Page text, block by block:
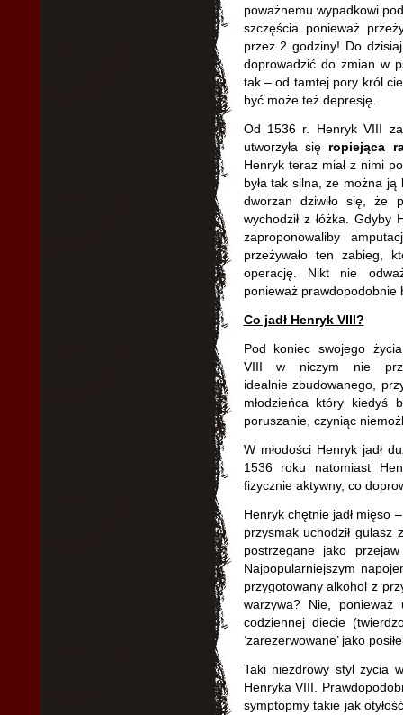
poważnemu wypadkowi
szczęścia ponieważ
przez 2 godziny! Do
doprowadzić do zmian w
tak – od tamtej pory król
być może też depresję.
Od 1536 r. Henryk VIII
utworzyła się ropiejąca
Henryk teraz miał z nimi
była tak silna, ze można ją
dworzan dziwiło się, że
wychodził z łóżka. Gdyby
zaproponowaliby
przeżywało ten zabieg,
operację. Nikt nie
ponieważ prawdopodobnie
Co jadł Henryk VIII?
Pod koniec swojego
VIII w niczym nie
idealnie zbudowanego,
młodzieńca który kiedyś
poruszanie, czyniąc
W młodości Henryk jadł
1536 roku natomiast
fizycznie aktywny, co
Henryk chętnie jadł mięso
przysmak uchodził gulasz
postrzegane jako
Najpopularniejszym
przygotowany alkohol z
warzywa? Nie,
codziennej diecie
‘zarezerwowane’ jako
Taki niezdrowy styl życia
Henryka VIII.
symptopmy takie jak